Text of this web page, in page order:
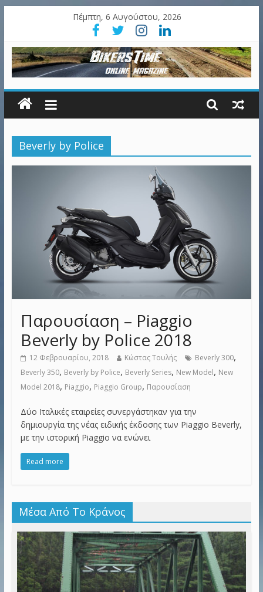
Πέμπτη, 6 Αυγούστου, 2026
Beverly by Police
Παρουσίαση – Piaggio
Beverly by Police 2018
12 Φεβρουαρίου, 2018 Κώστας Τουλής Beverly 300,
Beverly 350, Beverly by Police, Beverly Series, New Model, New
Model 2018, Piaggio, Piaggio Group, Παρουσίαση
Δύο Ιταλικές εταιρείες συνεργάστηκαν για την
δημιουργία της νέας ειδικής έκδοσης των Piaggio Beverly,
με την ιστορική Piaggio να ενώνει
Read more
Μέσα Από Το Κράνος